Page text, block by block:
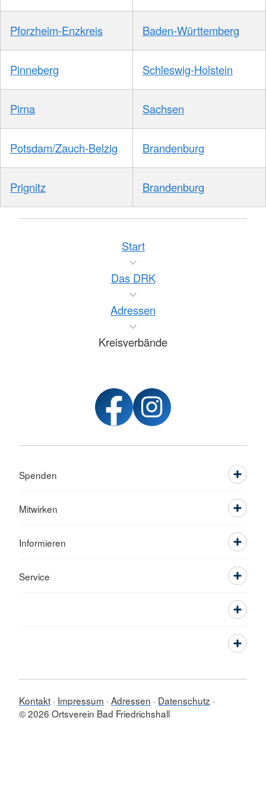
Pforzheim-Enzkreis Baden-Württemberg
Pinneberg Schleswig-Holstein
Pirna Sachsen
Potsdam/Zauch-Belzig Brandenburg
Prignitz Brandenburg
Start
Das DRK
Adressen
Kreisverbände
Spenden
Mitwirken
Informieren
Service
Kontakt Impressum Adressen
Datenschutz
© 2026 Ortsverein Bad Friedrichshall